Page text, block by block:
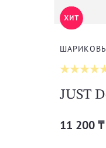
JUST
11 200 ₸